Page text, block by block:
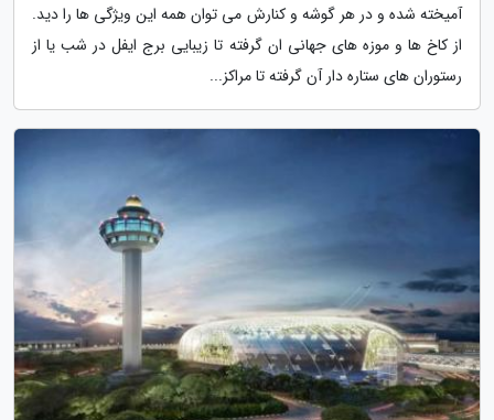
آمیخته شده و در هر گوشه و کنارش می توان همه این ویژگی ها را دید.
از کاخ ها و موزه های جهانی ان گرفته تا زیبایی برج ایفل در شب یا از
رستوران های ستاره دار آن گرفته تا مراکز...